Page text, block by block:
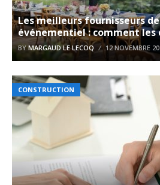
Les meilleurs fournisseurs
événementiel : comment les
BYMARGAUD LE LECOQ 12 NOVEMBRE
CONSTRUCTION